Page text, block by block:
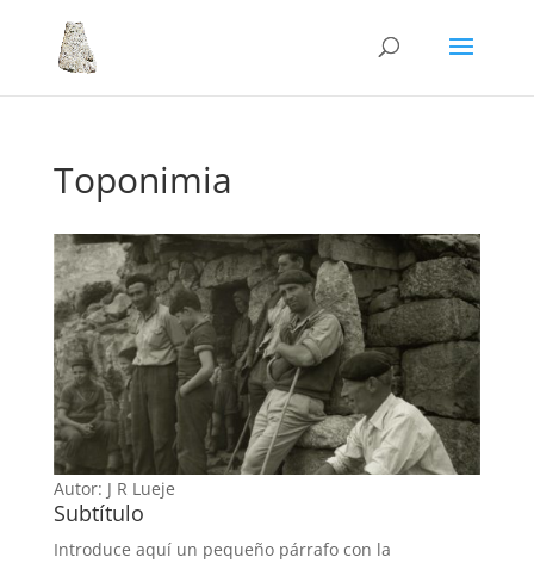
Toponimia
Autor: J R Lueje
Subtítulo
Introduce aquí un pequeño párrafo con la